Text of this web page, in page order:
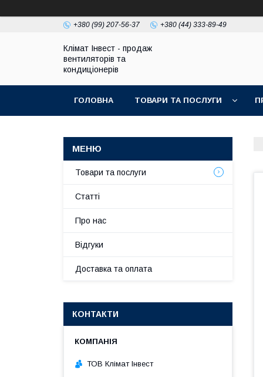
+380 (99) 207-56-37 +380 (44) 333-89-49
Клімат Інвест - продаж
вентиляторів та
кондиціонерів
ГОЛОВНА ТОВАРИ ТА ПОСЛУГИ
Товари та послуги
Статті
Про нас
Відгуки
Доставка та оплата
КОНТАКТИ
ТОВ Клімат Інвест